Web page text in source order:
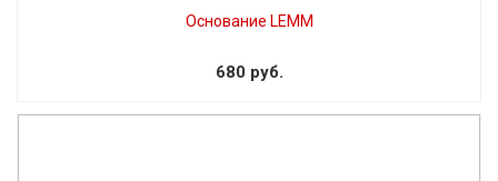
Основание LEMM
680 руб.